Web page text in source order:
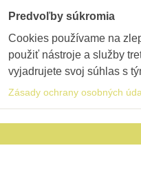
Predvoľby súkromia
Cookies používame na
použiť nástroje a služby
vyjadrujete svoj súhlas s
Zásady ochrany osobných